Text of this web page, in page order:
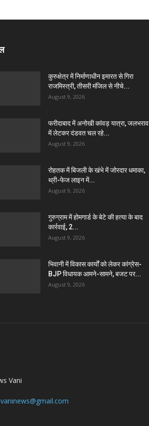
कुरुक्षेत्र में निर्माणाधीन इमारत से गिरा
राजमिस्त्री, तीसरी मंजिल से नीचे...
August 9, 2026
फरीदाबाद में अनोखी कांवड़ यात्रा, जलभराव
में लेटकर दंडवत चल रहे...
August 9, 2026
रोहतक में बिजली के खंभे में जोरदार धमाका,
थ्री-फेज लाइन में...
August 9, 2026
गुरुग्राम में होमगार्ड के बेटे की हत्या के बाद
कार्रवाई, 2...
August 9, 2026
भिवानी में विकास कार्यों को लेकर कांग्रेस-
BJP विधायक आमने-सामने, बजट पर...
August 9, 2026
Vani